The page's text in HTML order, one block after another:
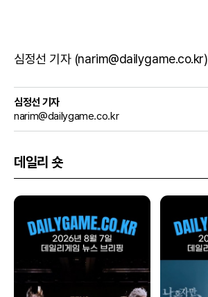
심정선 기자 (narim@dailygame.co.kr)
심정선 기자
narim@dailygame.co.kr
데일리 숏